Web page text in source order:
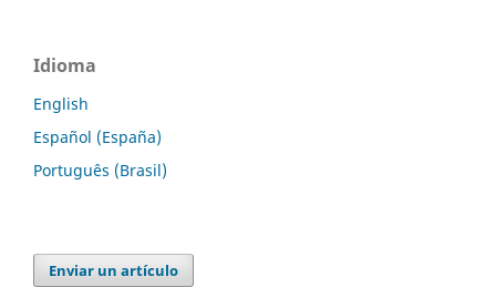
Idioma
English
Español (España)
Português (Brasil)
Enviar un artículo